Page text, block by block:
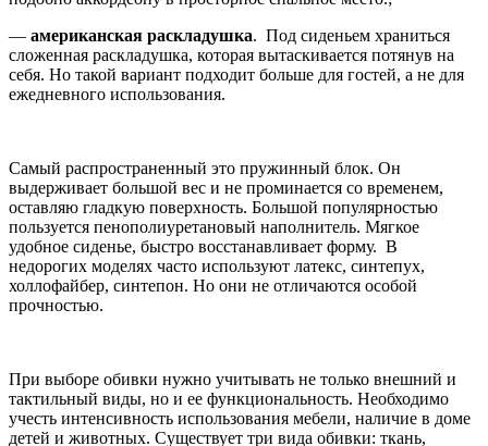
— американская раскладушка. Под сиденьем храниться
сложенная раскладушка, которая вытаскивается потянув на
себя. Но такой вариант подходит больше для гостей, а не для
ежедневного использования.
Самый распространенный это пружинный блок. Он
выдерживает большой вес и не проминается со временем,
оставляю гладкую поверхность. Большой популярностью
пользуется пенополиуретановый наполнитель. Мягкое
удобное сиденье, быстро восстанавливает форму. В
недорогих моделях часто используют латекс, синтепух,
холлофайбер, синтепон. Но они не отличаются особой
прочностью.
При выборе обивки нужно учитывать не только внешний и
тактильный виды, но и ее функциональность. Необходимо
учесть интенсивность использования мебели, наличие в доме
детей и животных. Существует три вида обивки: ткань,